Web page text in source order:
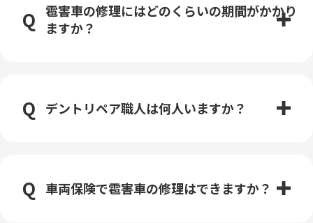
雹害車の修理にはどのくらいの期間がかかり
ますか？
デントリペア職人は何人いますか？
車両保険で雹害車の修理はできますか？